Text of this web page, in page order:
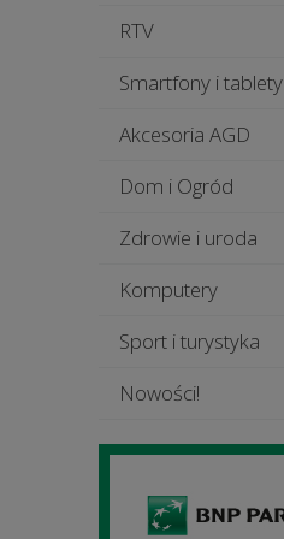
RTV
Smartfony i tablety
Akcesoria AGD
Dom i Ogród
Zdrowie i uroda
Komputery
Sport i turystyka
Nowości!